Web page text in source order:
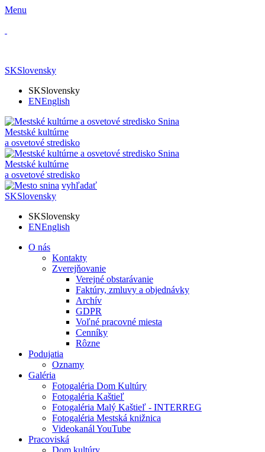
Menu
SKSlovensky
SKSlovensky
ENEnglish
Mestské kultúrne
a osvetové stredisko
Mestské kultúrne
a osvetové stredisko
vyhľadať
SKSlovensky
SKSlovensky
ENEnglish
O nás
Kontakty
Zverejňovanie
Verejné obstarávanie
Faktúry, zmluvy a objednávky
Archív
GDPR
Voľné pracovné miesta
Cenníky
Rôzne
Podujatia
Oznamy
Galéria
Fotogaléria Dom Kultúry
Fotogaléria Kaštieľ
Fotogaléria Malý Kaštieľ - INTERREG
Fotogaléria Mestská knižnica
Videokanál YouTube
Pracoviská
Dom kultúry